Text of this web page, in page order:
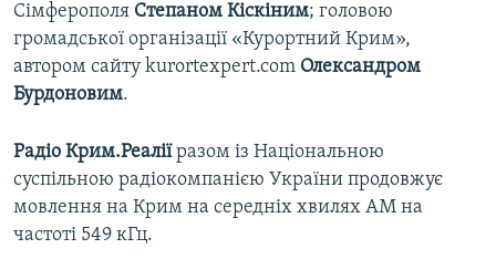
Сімферополя Степаном Кіскіним; головою
громадської організації «Курортний Крим»,
автором сайту kurortexpert.com Олександром
Бурдоновим.
Радіо Крим.Реаліїразом із Національною
суспільною радіокомпанією України продовжує
мовлення на Крим на середніх хвилях АМ на
частоті 549 кГц.